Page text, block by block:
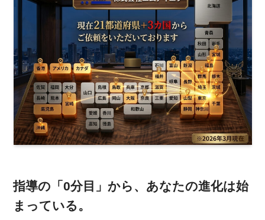
指導の「0分目」から、あなたの進化は始
まっている。